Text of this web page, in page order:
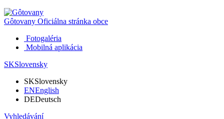
Gôtovany Oficiálna stránka obce
Fotogaléria
Mobilná aplikácia
SKSlovensky
SKSlovensky
ENEnglish
DEDeutsch
Vyhledávání